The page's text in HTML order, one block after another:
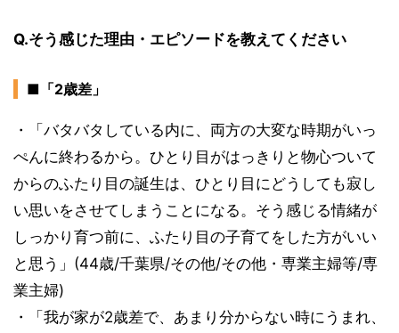
Q.そう感じた理由・エピソードを教えてください
■「2歳差」
・「バタバタしている内に、両方の大変な時期がいっ
ぺんに終わるから。ひとり目がはっきりと物心ついて
からのふたり目の誕生は、ひとり目にどうしても寂し
い思いをさせてしまうことになる。そう感じる情緒が
しっかり育つ前に、ふたり目の子育てをした方がいい
と思う」(44歳/千葉県/その他/その他・専業主婦等/専
業主婦)
・「我が家が2歳差で、あまり分からない時にうまれ、